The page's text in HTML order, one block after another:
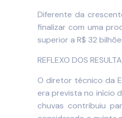
Diferente da
finalizar com uma
superior a R$ 32
REFLEXO DOS
O diretor técnico da
era prevista no início
chuvas contribuiu